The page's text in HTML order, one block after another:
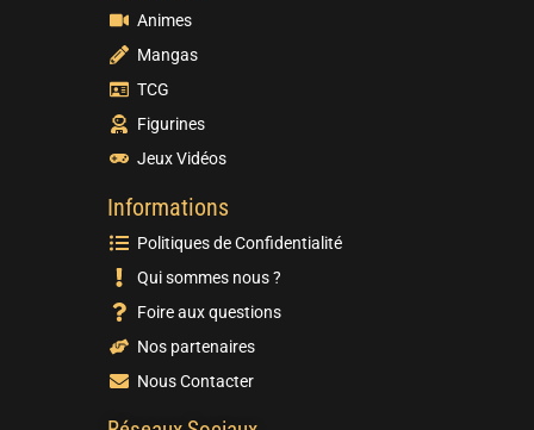
Animes
Mangas
TCG
Figurines
Jeux Vidéos
Informations
Politiques de Confidentialité
Qui sommes nous ?
Foire aux questions
Nos partenaires
Nous Contacter